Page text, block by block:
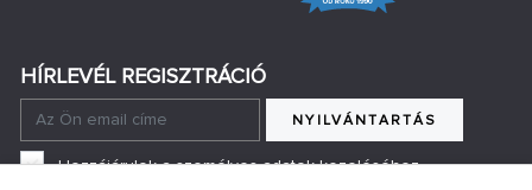
HÍRLEVÉL REGISZTRÁCIÓ
NYILVÁNTARTÁS
Hozzájárulok a személyes adatok kezeléséhez